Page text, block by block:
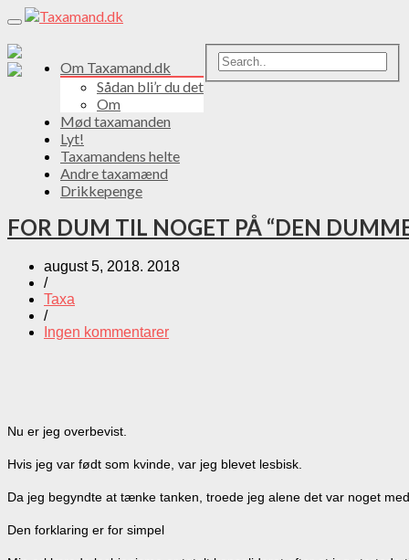
Toggle
navigation
Om Taxamand.dk
Sådan bli’r du det
Om
Mød taxamanden
Lyt!
Taxamandens helte
Andre taxamænd
Drikkepenge
FOR DUM TIL NOGET PÅ “DEN
august 5, 2018. 2018
/
Taxa
/
Ingen kommentarer
Nu er jeg overbevist.
Hvis jeg var født som kvinde, var jeg blevet lesbisk.
Da jeg begyndte at tænke tanken, troede jeg alene det var noget
Den forklaring er for simpel